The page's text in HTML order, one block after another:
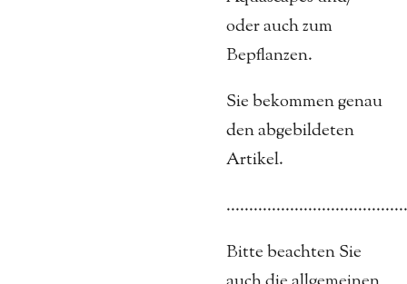
oder auch zum
Bepflanzen.
Sie bekommen genau
den abgebildeten
Artikel.
Bitte beachten Sie